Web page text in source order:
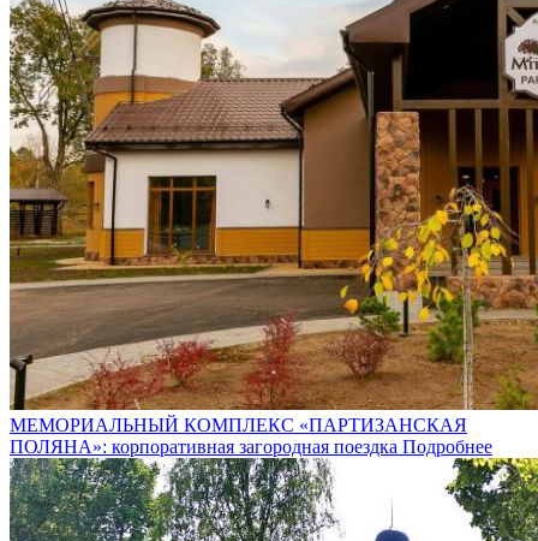
МЕМОРИАЛЬНЫЙ КОМПЛЕКС «ПАРТИЗАНСКАЯ
ПОЛЯНА»: корпоративная загородная поездка Подробнее